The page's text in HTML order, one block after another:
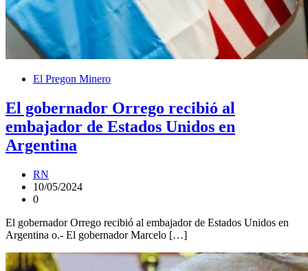
El Pregon Minero
El gobernador Orrego recibió al
embajador de Estados Unidos en
Argentina
RN
10/05/2024
0
El gobernador Orrego recibió al embajador de Estados Unidos en
Argentina o.- El gobernador Marcelo […]